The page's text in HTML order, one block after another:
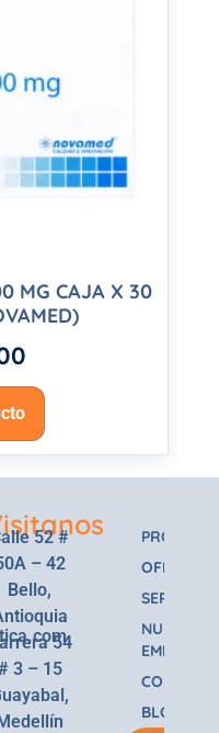
MG CAJA X 30
52 #
– 42
Bello,
54
3 – 15
OFERTAS
SERVICIOS
NUESTRA
EMPRESA
BLOG